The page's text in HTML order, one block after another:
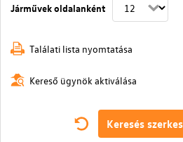
Járművek oldalanként
Találati lista nyomtatása
Kereső ügynök aktiválása
Keresés